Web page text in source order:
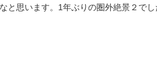
思います。1年ぶりの圏外絶景２で